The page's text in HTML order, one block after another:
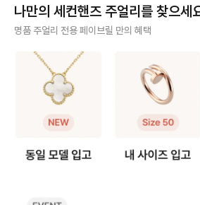
유연함으로 손목에 자연스럽게 감기
지만, 착용감에 따라 느낌이 달라집
니다. 1️⃣ 슬림핏(여리여리한 핏) →
둘레보다 1cm 큰 사이즈 추천 2️⃣ 레
귤러핏(일반적인 여유핏) → 손목에
밀착되는 착용감 → 손목둘레와 제품
둘레 같은 사이즈 💡 예를 들어, 손목
둘레 15cm인 경우 여리여리한 슬림
둘레 16cm) 자연스러운 레귤러핏을
cm) 원하는 핏에 맞춰 사이즈를 선
택하고, 손목의 움직임마다 빛나는
54~56호 (한국 사이
M 사이즈는 검지~중
착용감 차이 - 1코일
께로 표준 정사이즈
→ 두 번 감긴 디자인
는 타이트 핏, 한 사이
💡 예를 들어, 평소 한
링 → M 사이즈(11호
지가 아니라 손끝을
주얼리 오브제예요.
사기 걱정 없는 안전 결제
니면 반환해 드려요.
주얼리 전문 이중 검수
주얼리 검수에 특화된 페이브릴 검수팀과 전문 감정사가 컨
게 확인해요.
주얼리 전문 지식을 토대로 사이즈, 가격대 등 주얼리를 거래
빠르고 확실한 물품 이동 과정
나만의 세컨핸즈 주얼리를 찾으세
명품 주얼리 전용 페이브릴 만의 혜택